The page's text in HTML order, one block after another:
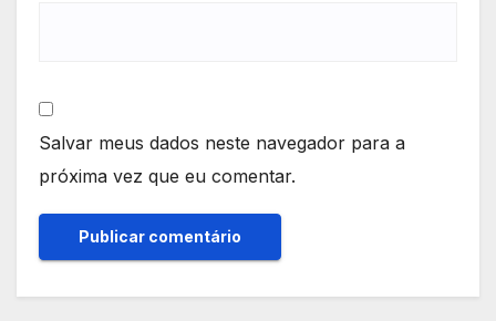
Salvar meus dados neste navegador para a
próxima vez que eu comentar.